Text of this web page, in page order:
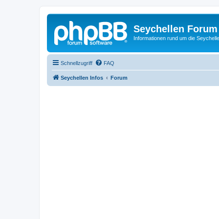
Seychellen Forum
Informationen rund um die
Schnellzugriff FAQ
Seychellen Infos Forum